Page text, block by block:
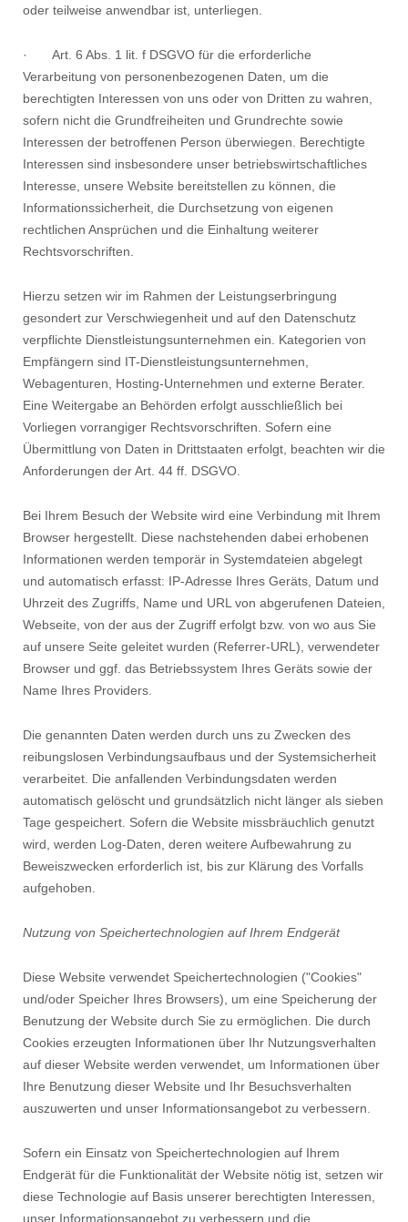
oder teilweise anwendbar ist, unterliegen.
· Art. 6 Abs. 1 lit. f DSGVO für die erforderliche
Verarbeitung von personenbezogenen Daten, um die
berechtigten Interessen von uns oder von Dritten zu wahren,
sofern nicht die Grundfreiheiten und Grundrechte sowie
Interessen der betroffenen Person überwiegen. Berechtigte
Interessen sind insbesondere unser betriebswirtschaftliches
Interesse, unsere Website bereitstellen zu können, die
Informationssicherheit, die Durchsetzung von eigenen
rechtlichen Ansprüchen und die Einhaltung weiterer
Rechtsvorschriften.
Hierzu setzen wir im Rahmen der Leistungserbringung
gesondert zur Verschwiegenheit und auf den Datenschutz
verpflichte Dienstleistungsunternehmen ein. Kategorien von
Empfängern sind IT-Dienstleistungsunternehmen,
Webagenturen, Hosting-Unternehmen und externe Berater.
Eine Weitergabe an Behörden erfolgt ausschließlich bei
Vorliegen vorrangiger Rechtsvorschriften. Sofern eine
Übermittlung von Daten in Drittstaaten erfolgt, beachten wir die
Anforderungen der Art. 44 ff. DSGVO.
Bei Ihrem Besuch der Website wird eine Verbindung mit Ihrem
Browser hergestellt. Diese nachstehenden dabei erhobenen
Informationen werden temporär in Systemdateien abgelegt
und automatisch erfasst: IP-Adresse Ihres Geräts, Datum und
Uhrzeit des Zugriffs, Name und URL von abgerufenen Dateien,
Webseite, von der aus der Zugriff erfolgt bzw. von wo aus Sie
auf unsere Seite geleitet wurden (Referrer-URL), verwendeter
Browser und ggf. das Betriebssystem Ihres Geräts sowie der
Name Ihres Providers.
Die genannten Daten werden durch uns zu Zwecken des
reibungslosen Verbindungsaufbaus und der Systemsicherheit
verarbeitet. Die anfallenden Verbindungsdaten werden
automatisch gelöscht und grundsätzlich nicht länger als sieben
Tage gespeichert. Sofern die Website missbräuchlich genutzt
wird, werden Log-Daten, deren weitere Aufbewahrung zu
Beweiszwecken erforderlich ist, bis zur Klärung des Vorfalls
aufgehoben.
Nutzung von Speichertechnologien auf Ihrem Endgerät
Diese Website verwendet Speichertechnologien ("Cookies"
und/oder Speicher Ihres Browsers), um eine Speicherung der
Benutzung der Website durch Sie zu ermöglichen. Die durch
Cookies erzeugten Informationen über Ihr Nutzungsverhalten
auf dieser Website werden verwendet, um Informationen über
Ihre Benutzung dieser Website und Ihr Besuchsverhalten
auszuwerten und unser Informationsangebot zu verbessern.
Sofern ein Einsatz von Speichertechnologien auf Ihrem
Endgerät für die Funktionalität der Website nötig ist, setzen wir
diese Technologie auf Basis unserer berechtigten Interessen,
unser Informationsangebot zu verbessern und die